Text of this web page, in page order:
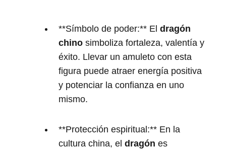
**Símbolo de poder:** El dragón
chino simboliza fortaleza, valentía y
éxito. Llevar un amuleto con esta
figura puede atraer energía positiva
y potenciar la confianza en uno
mismo.
**Protección espiritual:** En la
cultura china, el dragón es